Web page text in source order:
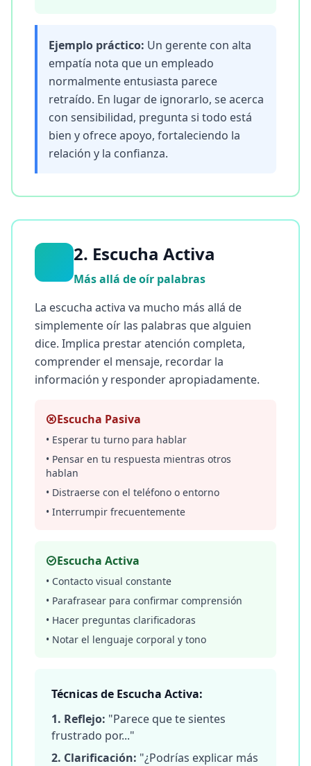
t
f
o
r
a
n
t
e
a
o
t
o
C
o
t
á
t
o
s
Ejemplo práctico: Un gerente con alta
empatía nota que un empleado
normalmente entusiasta parece
retraído. En lugar de ignorarlo, se acerca
con sensibilidad, pregunta si todo está
bien y ofrece apoyo, fortaleciendo la
relación y la confianza.
2. Escucha Activa
Más allá de oír palabras
La escucha activa va mucho más allá de
simplemente oír las palabras que alguien
dice. Implica prestar atención completa,
comprender el mensaje, recordar la
información y responder apropiadamente.
Escucha Pasiva
• Esperar tu turno para hablar
• Pensar en tu respuesta mientras otros
hablan
• Distraerse con el teléfono o entorno
• Interrumpir frecuentemente
Escucha Activa
• Contacto visual constante
• Parafrasear para confirmar comprensión
• Hacer preguntas clarificadoras
• Notar el lenguaje corporal y tono
Técnicas de Escucha Activa:
1. Reflejo: "Parece que te sientes
frustrado por..."
2. Clarificación: "¿Podrías explicar más